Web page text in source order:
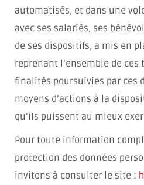
automatisés, et dans une
avec ses salariés, ses
de ses dispositifs, a mis en
reprenant l’ensemble de
finalités poursuivies par ces
moyens d’actions à la
qu’ils puissent au mieux
Pour toute information
protection des données
invitons à consulter le site :